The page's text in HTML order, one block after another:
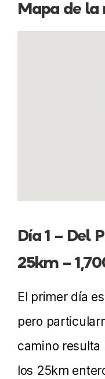
Mapa de
Día 1 – Del
25km –
El primer día
pero
camino resulta
los 25km